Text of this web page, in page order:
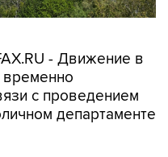
- Движение в
с проведением
департаменте